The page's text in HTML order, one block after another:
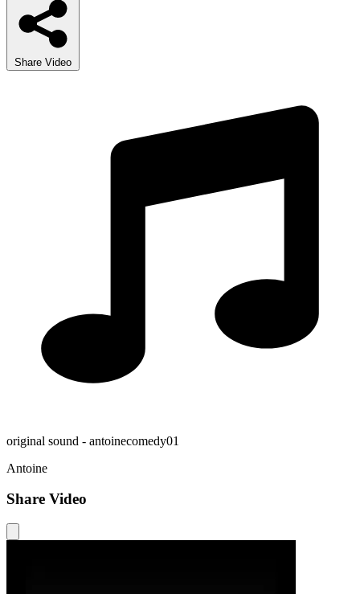
Share Video
original sound - antoinecomedy01
Antoine
Share Video